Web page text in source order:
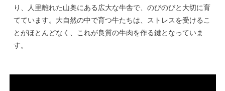
り、人里離れた山奥にある広大な牛舎で、のびのびと大切に育
てています。大自然の中で育つ牛たちは、ストレスを受けるこ
とがほとんどなく、これが良質の牛肉を作る鍵となっていま
す。